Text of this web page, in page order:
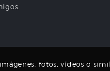
fotos, vídeos o